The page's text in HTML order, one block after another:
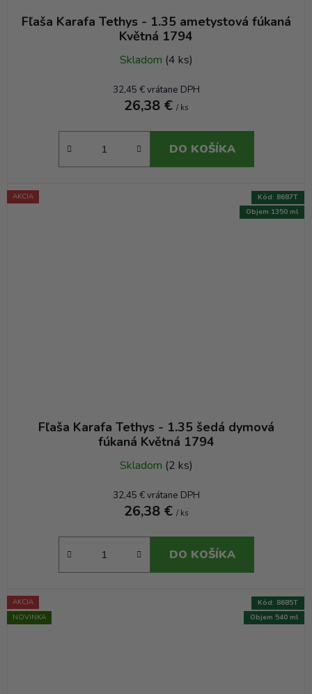
Fľaša Karafa Tethys - 1.35 ametystová fúkaná
Květná 1794
Skladom (4 ks)
32,45 € vrátane DPH
26,38 € / ks
DO KOŠÍKA
AKCIA
Fľaša Karafa Tethys - 1.35 šedá dymová
fúkaná Květná 1794
Skladom (2 ks)
32,45 € vrátane DPH
26,38 € / ks
DO KOŠÍKA
Objem 1350 ml
Kód: 8687T
AKCIA
NOVINKA
Objem 540 ml
Kód: 8685T